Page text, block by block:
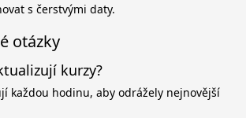
s čerstvými daty.
otázky
kurzy?
každou hodinu, aby odrážely nejnovější